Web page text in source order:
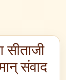
सीताजी
संवाद